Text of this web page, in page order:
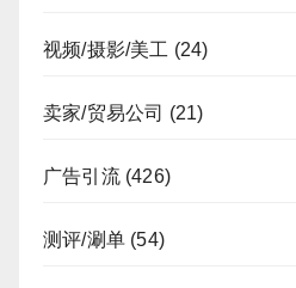
视频/摄影/美工 (24)
卖家/贸易公司 (21)
广告引流(426)
测评/涮单 (54)